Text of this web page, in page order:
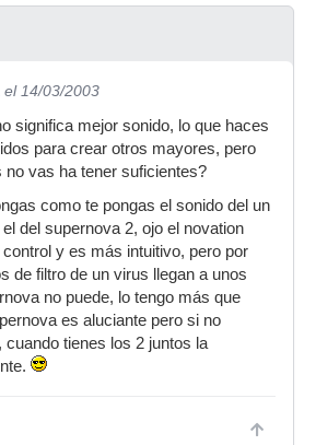
el 14/03/2003
significa mejor sonido, lo que haces
para crear otros mayores, pero
no vas ha tener suficientes?
como te pongas el sonido del un
del supernova 2, ojo el novation
y es más intuitivo, pero por
de filtro de un virus llegan a unos
no puede, lo tengo más que
es aluciante pero si no
tienes los 2 juntos la